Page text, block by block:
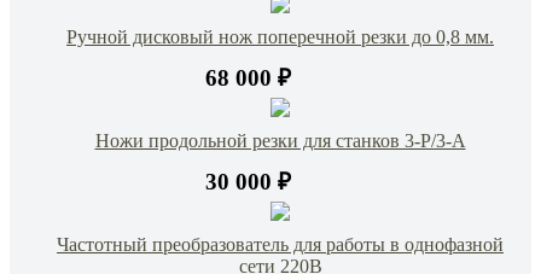
Ручной дисковый нож поперечной резки до 0,8 мм.
68 000 ₽
Ножи продольной резки для станков 3-Р/3-А
30 000 ₽
Частотный преобразователь для работы в однофазной
сети 220В